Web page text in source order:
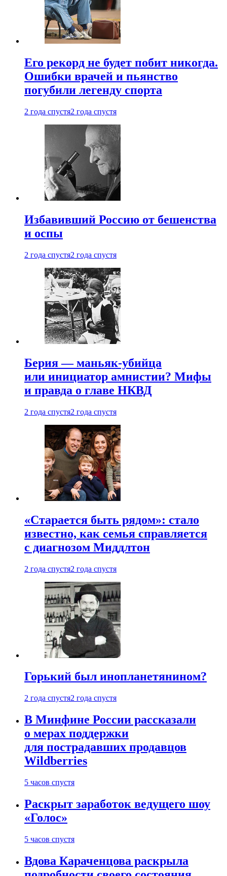
Его рекорд не будет побит никогда.
Ошибки врачей и пьянство
погубили легенду спорта
2 года спустя2 года спустя
Избавивший Россию от бешенства
и оспы
2 года спустя2 года спустя
Берия — маньяк-убийца
или инициатор амнистии? Мифы
и правда о главе НКВД
2 года спустя2 года спустя
«Старается быть рядом»: стало
известно, как семья справляется
с диагнозом Миддлтон
2 года спустя2 года спустя
Горький был инопланетянином?
2 года спустя2 года спустя
В Минфине России рассказали
о мерах поддержки
для пострадавших продавцов
Wildberries
5 часов спустя
Раскрыт заработок ведущего шоу
«Голос»
5 часов спустя
Вдова Караченцова раскрыла